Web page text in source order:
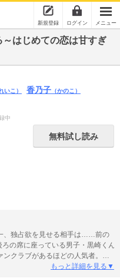
新規登録 ログイン メニュー
はじめての恋は甘すぎ
いこ） 香乃子 （かのこ）
中
無料試し読み
、独占欲を見せる相手は……前の
の席に座っている男子・黒崎くん
クラブがあるほどの人気者。黒
分の席に座れないことも多く
もっと詳細を見る▼